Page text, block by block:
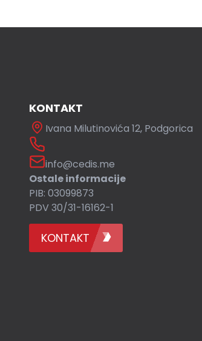
KONTAKT
Ivana Milutinovića 12, Podgorica
info@cedis.me
Ostale informacije
PIB: 03099873
PDV 30/31-16162-1
KONTAKT